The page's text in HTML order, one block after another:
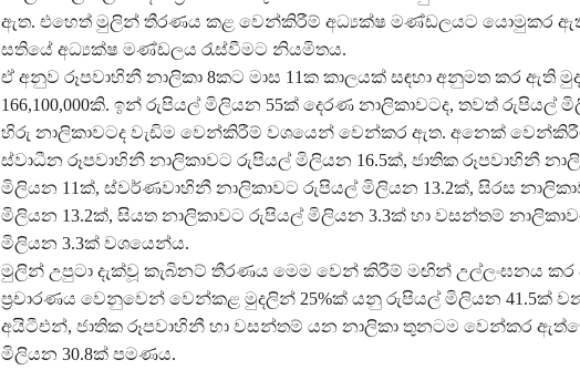
ඇත. එහෙත් මුලින් තීරණය කළ වෙන්කිරීම් අධ්‍යක්ෂ මණ්ඩලයට යොමුකර
සතියේ අධ්‍යක්ෂ මණ්ඩලය රැස්වීමට නියමිතය.
ඒ අනුව රූපවාහිනී නාලිකා 8කට මාස 11ක කාලයක් සඳහා අනුමත කර ඇති
166,100,000කි. ඉන් රුපියල් මිලියන 55ක් දෙරණ නාලිකාවටද, තවත් රුපියල්
හිරු නාලිකාවටද වැඩිම වෙන්කිරීම් වශයෙන් වෙන්කර ඇත. අනෙක්
ස්වාධීන රූපවාහිනී නාලිකාවට රුපියල් මිලියන 16.5ක්, ජාතික රූපවාහිනී
මිලියන 11ක්, ස්වර්ණවාහිනී නාලිකාවට රුපියල් මිලියන 13.2ක්, සිරස
මිලියන 13.2ක්, සියත නාලිකාවට රුපියල් මිලියන 3.3ක් හා වසන්තම්
මිලියන 3.3ක් වශයෙන්ය.
මුලින් උපුටා දැක්වූ කැබිනට් තීරණය මෙම වෙන් කිරීම් මඟින් උල්ලංඝනය
ප්‍රචාරණය වෙනුවෙන් වෙන්කළ මුදලින් 25%ක් යනු රුපියල් මිලියන 41.5ක්
අයිටීඑන්, ජාතික රූපවාහිනී හා වසන්තම් යන නාලිකා තුනටම වෙන්කර
මිලියන 30.8ක් පමණය.